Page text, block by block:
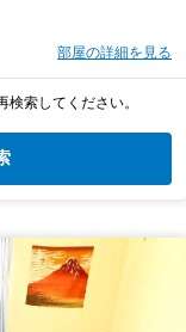
部屋の詳細を見る
索してください。